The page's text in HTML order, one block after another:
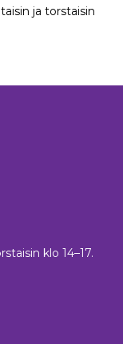
ja torstaisin
klo 14–17.